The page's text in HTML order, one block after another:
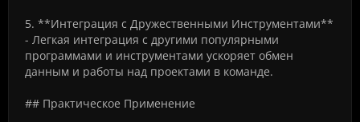
5. **Интеграция с Дружественными Инструментами**
- Легкая интеграция с другими популярными
программами и инструментами ускоряет обмен
данным и работы над проектами в команде.
## Практическое Применение